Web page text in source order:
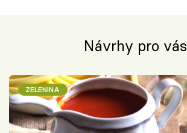
Návrhy pro vás
ZELENINA